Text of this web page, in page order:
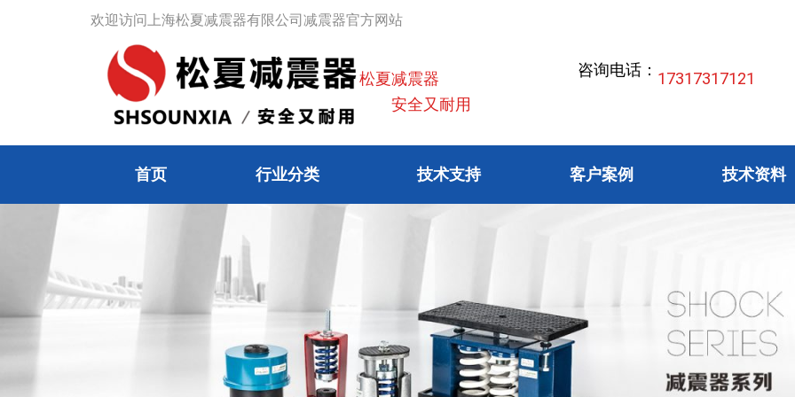
欢迎访问上海松夏减震器有限公司减震器官方网站
松夏减震器
安全又耐用
咨询电话： 17317317121
首页 行业分类 技术支持 客户案例 技术资料